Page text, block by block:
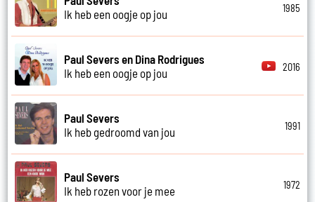
Ik heb een oogje op jou
1985
Paul Severs en Dina Rodrigues
Ik heb een oogje op jou
2016
Paul Severs
Ik heb gedroomd van jou
1991
Paul Severs
Ik heb rozen voor je mee
1972